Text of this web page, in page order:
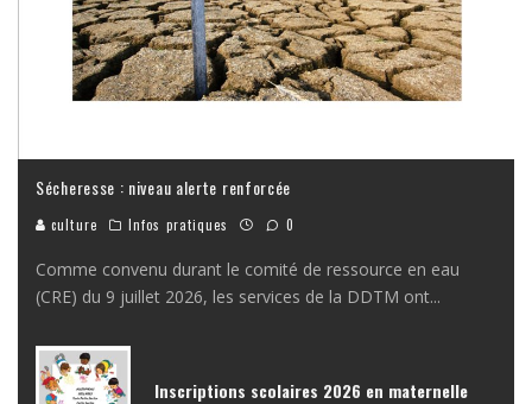
Sécheresse : niveau alerte renforcée
culture Infos pratiques 0
Comme convenu durant le comité de ressource en eau
(CRE) du 9 juillet 2026, les services de la DDTM ont...
Inscriptions scolaires 2026 en maternelle